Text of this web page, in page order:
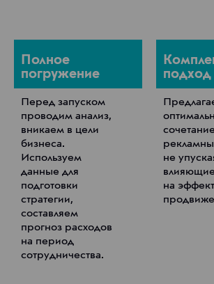
Полное
погружение
Перед запуском
проводим анализ,
вникаем в цели
бизнеса.
Используем
данные для
подготовки
стратегии,
составляем
прогноз расходов
на период
сотрудничества.
подход
сочетание
не
влияющие
на